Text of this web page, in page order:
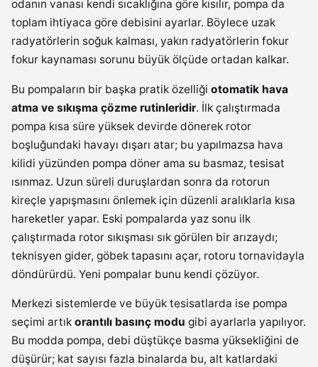
odanın vanası kendi sıcaklığına göre kısılır, pompa da
toplam ihtiyaca göre debisini ayarlar. Böylece uzak
radyatörlerin soğuk kalması, yakın radyatörlerin fokur
fokur kaynaması sorunu büyük ölçüde ortadan kalkar.
Bu pompaların bir başka pratik özelliği otomatik hava
atma ve sıkışma çözme rutinleridir. İlk çalıştırmada
pompa kısa süre yüksek devirde dönerek rotor
boşluğundaki havayı dışarı atar; bu yapılmazsa hava
kilidi yüzünden pompa döner ama su basmaz, tesisat
ısınmaz. Uzun süreli duruşlardan sonra da rotorun
kireçle yapışmasını önlemek için düzenli aralıklarla kısa
hareketler yapar. Eski pompalarda yaz sonu ilk
çalıştırmada rotor sıkışması sık görülen bir arızaydı;
teknisyen gider, göbek tapasını açar, rotoru tornavidayla
döndürürdü. Yeni pompalar bunu kendi çözüyor.
Merkezi sistemlerde ve büyük tesisatlarda ise pompa
seçimi artık orantılı basınç modu gibi ayarlarla yapılıyor.
Bu modda pompa, debi düştükçe basma yüksekliğini de
düşürür; kat sayısı fazla binalarda bu, alt katlardaki